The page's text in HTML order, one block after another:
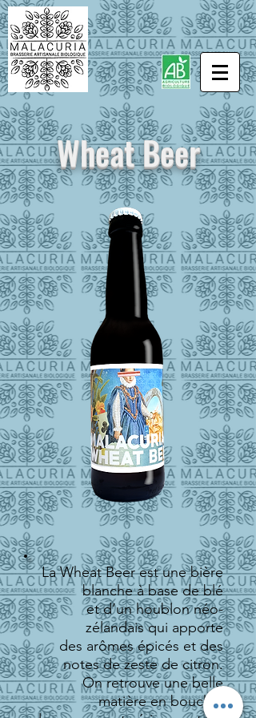
Wheat Beer
La Wheat Beer est une bière
blanche à base de blé
et d’un houblon néo-
zélandais qui apporte
des arômes épicés et des
notes de zeste de citron.
On retrouve une belle
matière en bouche,